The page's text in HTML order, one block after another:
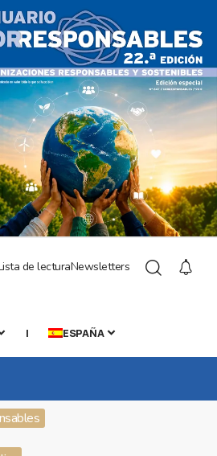
de lecturaNewsletters
| ESPAÑA